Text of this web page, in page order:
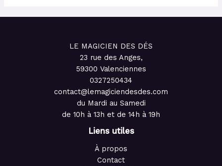
LE MAGICIEN DES DÉS
23 rue des Anges,
59300 Valenciennes
0327250434
contact@lemagiciendesdes.com
du Mardi au Samedi
de 10h à 13h et de 14h à 19h
Liens utiles
À propos
Contact